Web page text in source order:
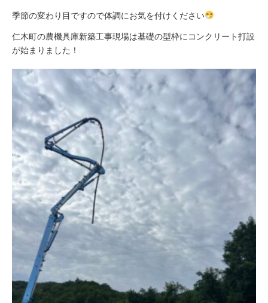
季節の変わり目ですので体調にお気を付けください
仁木町の農機具庫新築工事現場は基礎の型枠にコンクリート打設
が始まりました！